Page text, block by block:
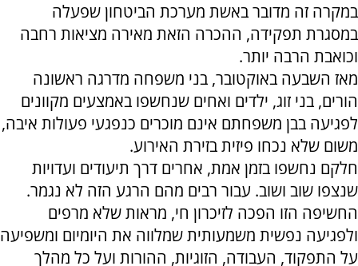
במקרה זה מדובר באשת מערכת הביטחון שפעלה
במסגרת תפקידה, ההכרה הזאת מאירה מציאות רחבה
וכואבת הרבה יותר.
מאז השבעה באוקטובר, בני משפחה מדרגה ראשונה
הורים, בני זוג, ילדים ואחים שנחשפו באמצעים מקוונים
לפגיעה בבן משפחתם אינם מוכרים כנפגעי פעולות איבה,
משום שלא נכחו פיזית בזירת האירוע.
חלקם נחשפו בזמן אמת, אחרים דרך תיעודים ועדויות
שנצפו שוב ושוב. עבור רבים מהם הרגע הזה לא נגמר.
החשיפה הזו הפכה לזיכרון חי, מראות שלא מרפים
ולפגיעה נפשית משמעותית שמלווה את היומיום ומשפיעה
על התפקוד, העבודה, הזוגיות, ההורות ועל כל מהלך